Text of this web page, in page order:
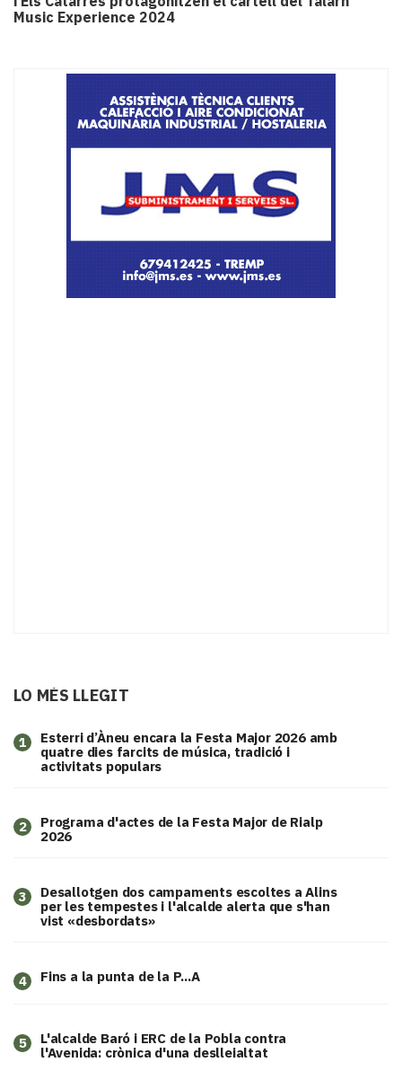
Music Experience 2024
LO MÉS LLEGIT
1
Esterri d’Àneu encara la Festa Major 2026 amb
quatre dies farcits de música, tradició i
activitats populars
2
Programa d'actes de la Festa Major de Rialp
2026
3
​Desallotgen dos campaments escoltes a Alins
per les tempestes i l'alcalde alerta que s'han
vist «desbordats»
4 Fins a la punta de la P...A
5
L'alcalde Baró i ERC de la Pobla contra
l'Avenida: crònica d'una deslleialtat